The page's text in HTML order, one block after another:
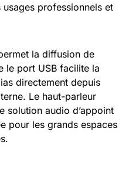
professionnels et
la diffusion de
le port USB facilite la
directement depuis
Le haut-parleur
solution audio d’appoint
pour les grands espaces